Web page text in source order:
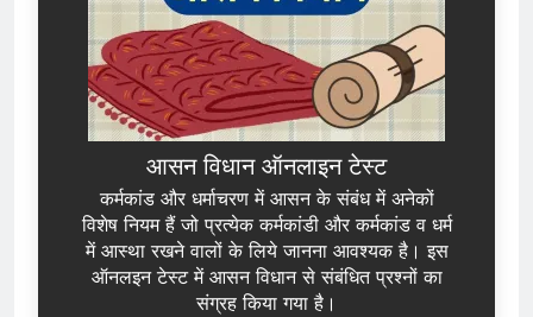
आसन विधान ऑनलाइन टेस्ट
कर्मकांड और धर्माचरण में आसन के संबंध में अनेकों
विशेष नियम हैं जो प्रत्येक कर्मकांडी और कर्मकांड व धर्म
में आस्था रखने वालों के लिये जानना आवश्यक है। इस
ऑनलइन टेस्ट में आसन विधान से संबंधित प्रश्नों का
संग्रह किया गया है।